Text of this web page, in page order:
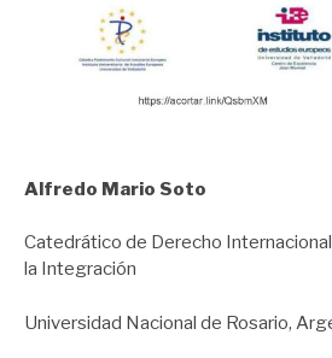
Alfredo Mario Soto
Catedrático de Derecho
la Integración
Universidad Nacional de Rosario,